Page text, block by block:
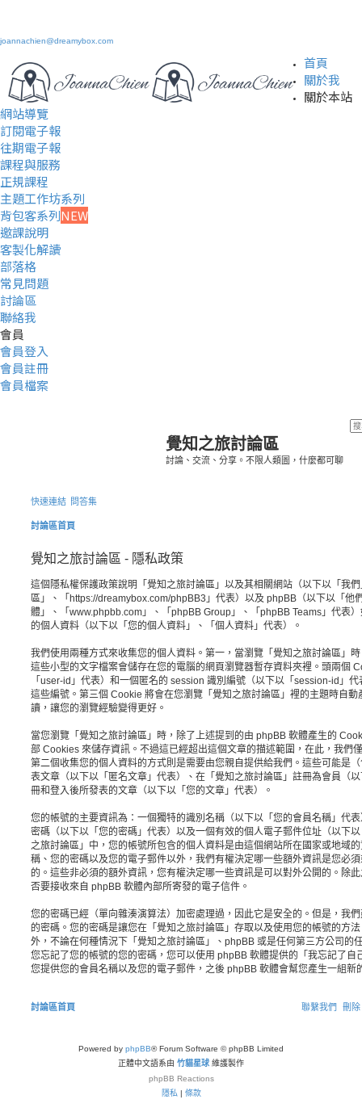
joannachien@dreamybox.com
首頁
關於我
關於本站
網站導覽
訂閱電子報
往期電子報
課程與服務
正規課程
主題工作坊系列
背包客系列NEW
邀課說明
客製化解讀
部落格
常見問題
討論區
聯絡我
會員
會員登入
會員註冊
會員檔案
覺知之旅討論區
討論、交流、分享。不限人類圖，什麼都可聊
快速連結 問答集
討論區首頁
覺知之旅討論區 - 隱私政策
這個隱私權保護政策說明「覺知之旅討論區」以及其相關網站（以下以「我
區」、「https://dreamybox.com/phpBB3」代表）以及 phpBB（以下以「他
體」、「www.phpbb.com」、「phpBB Group」、「phpBB Teams」代表
的個人資料（以下以「您的個人資料」、「個人資料」代表）。
我們使用兩種方式來收集您的個人資料。第一，當瀏覽「覺知之旅討論區」
這些小型的文字檔案會儲存在您的電腦的網頁瀏覽器暫存資料夾裡。頭兩個
「user-id」代表）和一個匿名的 session 識別編號（以下以「session-id」
這些編號。第三個 Cookie 將會在您瀏覽「覺知之旅討論區」裡的主題時自
讀，讓您的瀏覽經驗變得更好。
當您瀏覽「覺知之旅討論區」時，除了上述提到的由 phpBB 軟體產生的
部 Cookies 來儲存資訊。不過這已經超出這個文章的描述範圍，在此，我們
第二個收集您的個人資料的方式則是需要由您親自提供給我們。這些可能是
表文章（以下以「匿名文章」代表）、在「覺知之旅討論區」註冊為會員（
冊和登入後所發表的文章（以下以「您的文章」代表）。
您的帳號的主要資訊為：一個獨特的識別名稱（以下以「您的會員名稱」代
密碼（以下以「您的密碼」代表）以及一個有效的個人電子郵件位址（以下
之旅討論區」中，您的帳號所包含的個人資料是由這個網站所在國家或地域
稱、您的密碼以及您的電子郵件以外，我們有權決定哪一些額外資訊是您必
的。這些非必須的額外資訊，您有權決定哪一些資訊是可以對外公開的。除
否要接收來自 phpBB 軟體內部所寄發的電子信件。
您的密碼已經（單向雜湊演算法）加密處理過，因此它是安全的。但是，我
的密碼。您的密碼是讓您在「覺知之旅討論區」存取以及使用您的帳號的方
外，不論在何種情況下「覺知之旅討論區」、phpBB 或是任何第三方公司的
您忘記了您的帳號的您的密碼，您可以使用 phpBB 軟體提供的「我忘記了自
您提供您的會員名稱以及您的電子郵件，之後 phpBB 軟體會幫您產生一組新
討論區首頁 刪
聯繫我們
Powered by phpBB® Forum Software © phpBB Limited
正體中文語系由 竹貓星球 維護製作
phpBB Reactions
隱私 | 條款